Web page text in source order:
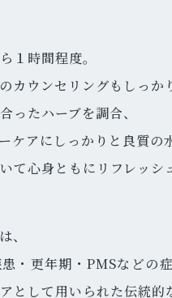
１時間程度。
カウンセリングもしっか
ったハーブを調合、
ケアにしっかりと良質の
て心身ともにリフレッシ
、
・更年期・PMSなどの
として用いられた伝統的